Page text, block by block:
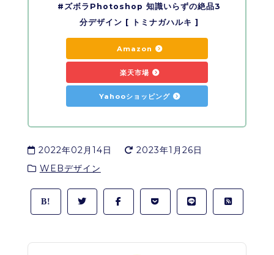
#ズボラPhotoshop 知識いらずの絶品3
分デザイン [ トミナガハルキ ]
Amazon
楽天市場
Yahooショッピング
2022年02月14日
2023年1月26日
WEBデザイン